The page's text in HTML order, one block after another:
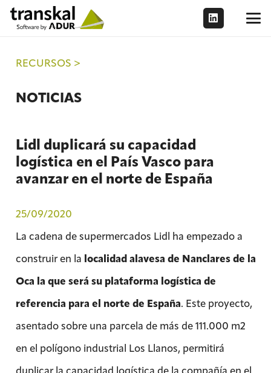
RECURSOS >
NOTICIAS
Lidl duplicará su capacidad
logística en el País Vasco para
avanzar en el norte de España
25/09/2020
La cadena de supermercados Lidl ha empezado a
construir en la localidad alavesa de Nanclares de la
Oca la que será su plataforma logística de
referencia para el norte de España. Este proyecto,
asentado sobre una parcela de más de 111.000 m2
en el polígono industrial Los Llanos, permitirá
duplicar la capacidad logística de la compañía en el